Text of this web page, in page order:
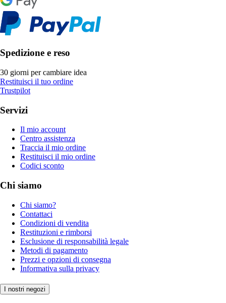
Spedizione e reso
30 giorni per cambiare idea
Restituisci il tuo ordine
Trustpilot
Servizi
Il mio account
Centro assistenza
Traccia il mio ordine
Restituisci il mio ordine
Codici sconto
Chi siamo
Chi siamo?
Contattaci
Condizioni di vendita
Restituzioni e rimborsi
Esclusione di responsabilità legale
Metodi di pagamento
Prezzi e opzioni di consegna
Informativa sulla privacy
I nostri negozi